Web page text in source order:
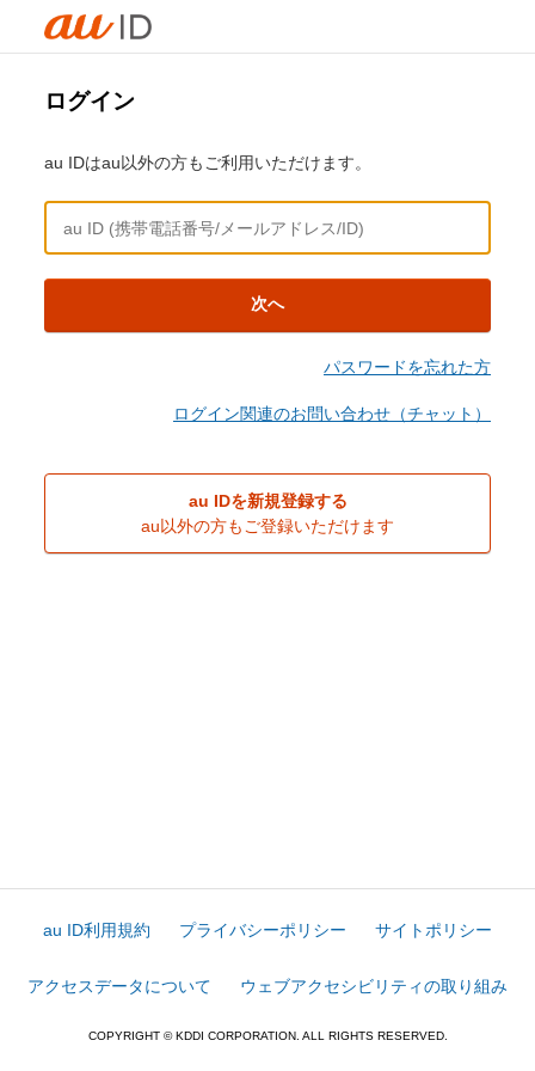
ログイン
au IDはau以外の方もご利用いただけます。
次へ
パスワードを忘れた方
ログイン関連のお問い合わせ（チャット）
au IDを新規登録する
au以外の方もご登録いただけます
au ID利用規約 プライバシーポリシー サイトポリシー
アクセスデータについて ウェブアクセシビリティの取り組み
COPYRIGHT © KDDI CORPORATION. ALL RIGHTS RESERVED.